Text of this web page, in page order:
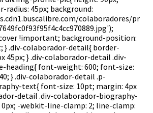
radius: 45px; background:
colaboradores/pr
!important; background-position:
.div-colaborador-detail{ border-
45px; } .div-colaborador-detail .div-
heading{ font-weight: 600; font-size:
} .div-colaborador-detail .p-
text{ font-size: 10pt; margin: 4px
detail .div-colaborador-biography-
-webkit-line-clamp: 2; line-clamp: